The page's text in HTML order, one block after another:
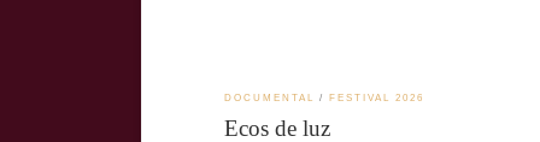
DOCUMENTAL FESTIVAL 2026
Ecos de luz